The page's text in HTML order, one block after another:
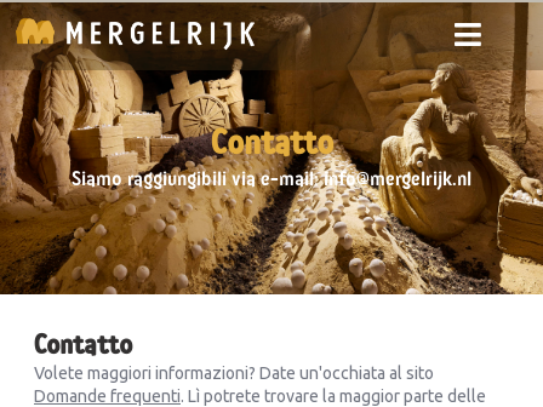
Contatto
Siamo raggiungibili via e-mail: info@mergelrijk.nl
Contatto
Volete maggiori informazioni? Date un'occhiata al sito
Domande frequenti. Lì potrete trovare la maggior parte delle